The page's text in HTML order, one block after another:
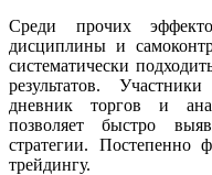
Среди прочих
дисциплины и
систематически
результатов.
дневник торгов и
позволяет быстро
стратегии. Постепенно
трейдингу.